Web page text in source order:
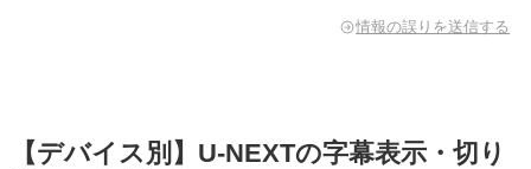
情報の誤りを送信する
【デバイス別】U-NEXTの字幕表示・切り